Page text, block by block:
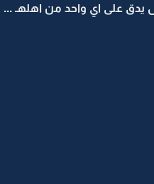
يدق على اي واحد من اهلهـ ...